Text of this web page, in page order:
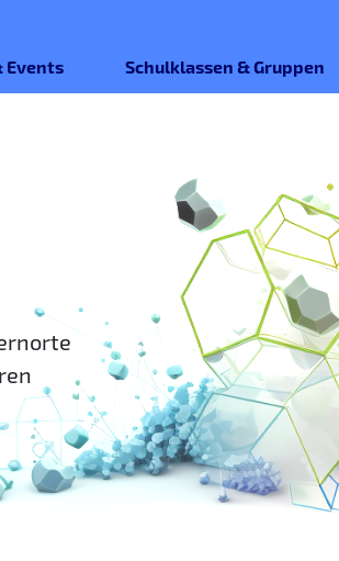
Events Schulklassen & Gruppen